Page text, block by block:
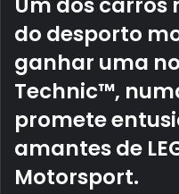
do desporto
ganhar uma
Technic™,
promete
amantes de
Motorsport.